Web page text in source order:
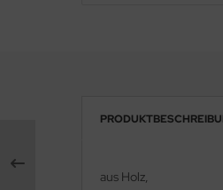
aus Holz,